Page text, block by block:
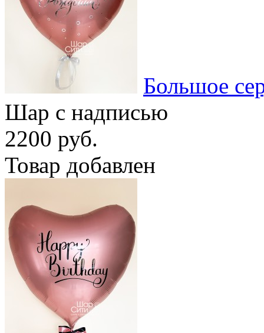
Большое
Шар с надписью
2200 руб.
Товар добавлен